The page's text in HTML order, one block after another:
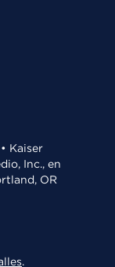
Kaiser
Inc., en
OR
.